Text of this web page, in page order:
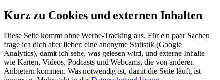
Kurz zu Cookies und externen Inhalten
Diese Seite kommt ohne Werbe-Tracking aus. Für ein paar Sachen
frage ich dich aber lieber: eine anonyme Statistik (Google
Analytics), damit ich sehe, was gelesen wird, und externe Inhalte
wie Karten, Videos, Podcasts und Webcams, die von anderen
Anbietern kommen. Was notwendig ist, damit die Seite läuft, ist